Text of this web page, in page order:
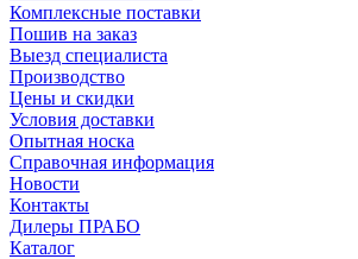
Комплексные поставки
Пошив на заказ
Выезд специалиста
Производство
Цены и скидки
Условия доставки
Опытная носка
Справочная информация
Новости
Контакты
Дилеры ПРАБО
Каталог